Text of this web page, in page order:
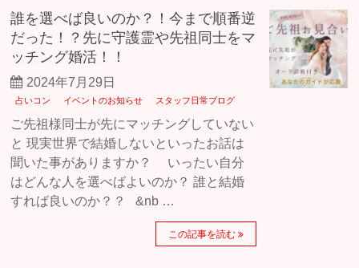
誰を選べば良いのか？！今まで順番逆
だった！？先に守護霊や先祖同士をマ
ッチング婚活！！
2024年7月29日
占いコン イベントのお知らせ スタッフ日常ブログ
ご先祖様同士が先にマッチングしていない
と 現実世界で結婚しないといったお話は
聞いた事がありますか？ いったい自分
はどんな人を選べばよいのか？ 誰と結婚
すれば良いのか？？ &nb …
この記事を読む